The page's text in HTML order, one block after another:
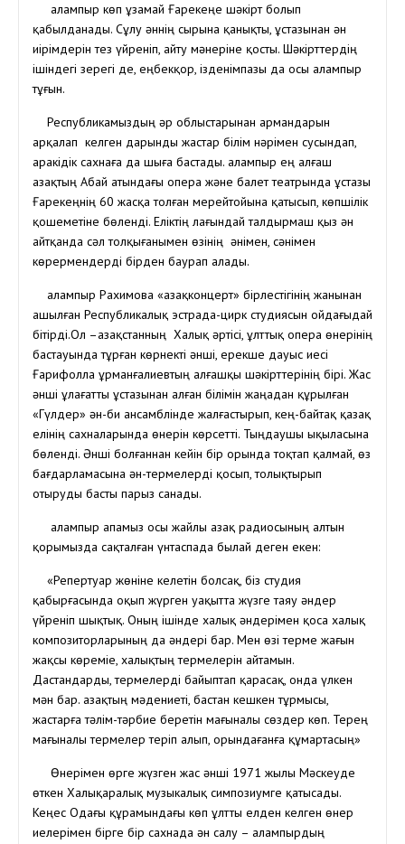
Қалампыр көп ұзамай Ғарекеңе шәкірт болып
қабылданады. Сұлу әннің сырына қанықты, ұстазынан ән
иірімдерін тез үйреніп, айту мәнеріне қосты. Шәкірттердің
ішіндегі зерегі де, еңбекқор, ізденімпазы да осы Қалампыр
тұғын.
Республикамыздың әр облыстарынан армандарын
арқалап келген дарынды жастар білім нәрімен сусындап,
аракідік сахнаға да шыға бастады. Қалампыр ең алғаш
Қазақтың Абай атындағы опера және балет театрында ұстазы
Ғарекеңнің 60 жасқа толған мерейтойына қатысып, көпшілік
қошеметіне бөленді. Еліктің лағындай талдырмаш қыз ән
айтқанда сәл толқығанымен өзінің әнімен, сәнімен
көрермендерді бірден баурап алады.
Қалампыр Рахимова «Қазақконцерт» бірлестігінің жанынан
ашылған Республикалық эстрада-цирк студиясын ойдағыдай
бітірді.Ол –Қазақстанның Халық әртісі, ұлттық опера өнерінің
бастауында тұрған көрнекті әнші, ерекше дауыс иесі
Ғарифолла Құрманғалиевтың алғашқы шәкірттерінің бірі. Жас
әнші ұлағатты ұстазынан алған білімін жаңадан құрылған
«Гүлдер» ән-би ансамблінде жалғастырып, кең-байтақ қазақ
елінің сахналарында өнерін көрсетті. Тыңдаушы ықыласына
бөленді. Әнші болғаннан кейін бір орында тоқтап қалмай, өз
бағдарламасына ән-термелерді қосып, толықтырып
отыруды басты парыз санады.
Қалампыр апамыз осы жайлы Қазақ радиосының алтын
қорымызда сақталған үнтаспада былай деген екен:
«Репертуар жөніне келетін болсақ, біз студия
қабырғасында оқып жүрген уақытта жүзге таяу әндер
үйреніп шықтық. Оның ішінде халық әндерімен қоса халық
композиторларының да әндері бар. Мен өзі терме жағын
жақсы көреміе, халықтың термелерін айтамын.
Дастандарды, термелерді байыптап қарасақ, онда үлкен
мән бар. Қазақтың мәдениеті, бастан кешкен тұрмысы,
жастарға тәлім-тәрбие беретін мағыналы сөздер көп. Терең
мағыналы термелер теріп алып, орындағанға құмартасың»
Өнерімен өрге жүзген жас әнші 1971 жылы Мәскеуде
өткен Халықаралық музыкалық симпозиумге қатысады.
Кеңес Одағы құрамындағы көп ұлтты елден келген өнер
иелерімен бірге бір сахнада ән салу – Қалампырдың